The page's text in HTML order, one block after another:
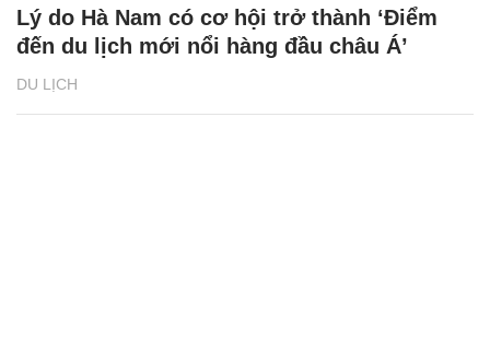
DU LỊCH
Lý do Hà Nam có cơ hội trở thành ‘Điểm
đến du lịch mới nổi hàng đầu châu Á’